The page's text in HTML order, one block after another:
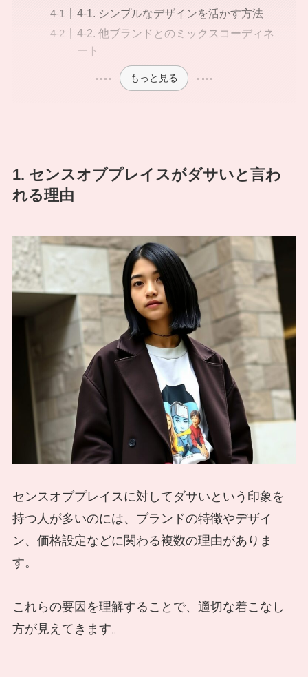
4-1. シンプルなデザインを活かす方法
4-2. 他ブランドとのミックスコーディネ
ート
もっと見る
1. センスオブプレイスがダサいと言わ
れる理由
センスオブプレイスに対してダサいという印象を
持つ人が多いのには、ブランドの特徴やデザイ
ン、価格設定などに関わる複数の理由がありま
す。
これらの要因を理解することで、適切な着こなし
方が見えてきます。